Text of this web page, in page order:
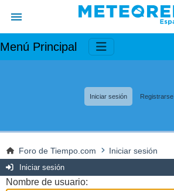
Menú Principal
Iniciar sesión Registrarse
Foro de Tiempo.com Iniciar sesión
Iniciar sesión
Nombre de usuario: